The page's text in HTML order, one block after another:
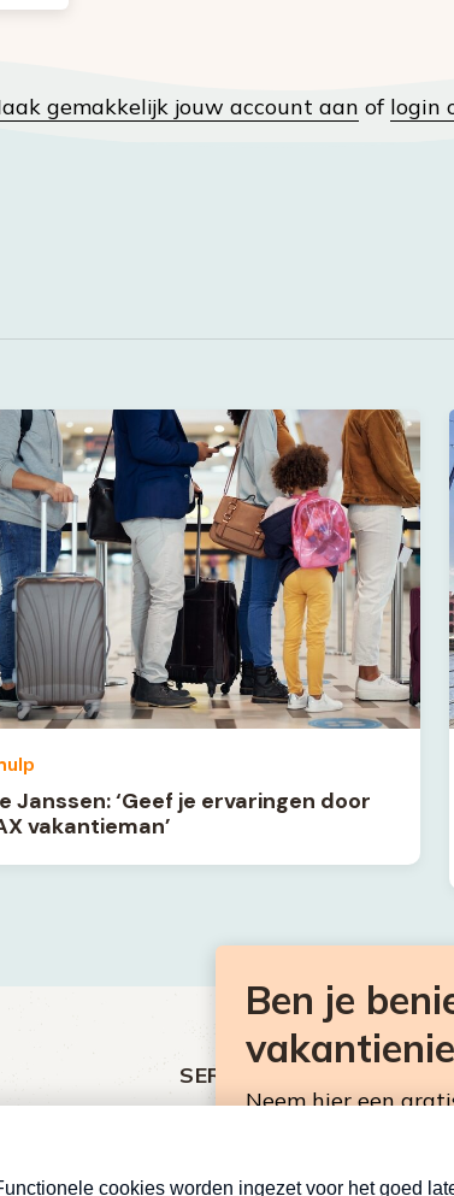
gemakkelijk jouw account aan of login
Janssen: ‘Geef je ervaringen door
vakantieman’
SERVICE
Ben je
Neem hier een